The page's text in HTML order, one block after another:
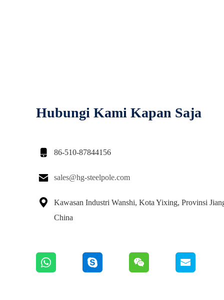
Hubungi Kami Kapan Saja
 86-510-87844156
 sales@hg-steelpole.com

Kawasan Industri Wanshi, Kota Yixing, Provinsi
China